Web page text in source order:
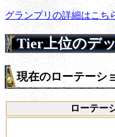
グランプリの詳細はこち
Tier上位のデ
現在のローテーシ
ローテー